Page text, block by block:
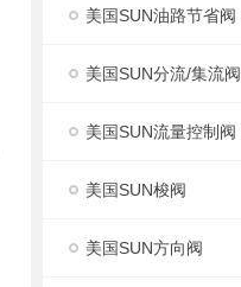
美国SUN油路节省阀
美国SUN分流/集流阀
美国SUN流量控制阀
美国SUN梭阀
美国SUN方向阀